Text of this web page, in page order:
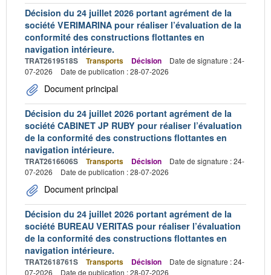
Décision du 24 juillet 2026 portant agrément de la
société VERIMARINA pour réaliser l’évaluation de la
conformité des constructions flottantes en
navigation intérieure.
TRAT2619518S Transports Décision
Date de signature : 24-
07-2026
Date de publication : 28-07-2026
Document principal
Décision du 24 juillet 2026 portant agrément de la
société CABINET JP RUBY pour réaliser l’évaluation
de la conformité des constructions flottantes en
navigation intérieure.
TRAT2616606S Transports Décision
Date de signature : 24-
07-2026
Date de publication : 28-07-2026
Document principal
Décision du 24 juillet 2026 portant agrément de la
société BUREAU VERITAS pour réaliser l’évaluation
de la conformité des constructions flottantes en
navigation intérieure.
TRAT2618761S Transports Décision
Date de signature : 24-
07-2026
Date de publication : 28-07-2026